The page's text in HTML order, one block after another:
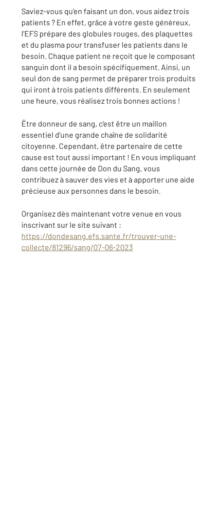
Saviez-vous qu'en faisant un don, vous aidez trois
patients ? En effet, grâce à votre geste généreux,
l'EFS prépare des globules rouges, des plaquettes
et du plasma pour transfuser les patients dans le
besoin. Chaque patient ne reçoit que le composant
sanguin dont il a besoin spécifiquement. Ainsi, un
seul don de sang permet de préparer trois produits
qui iront à trois patients différents. En seulement
une heure, vous réalisez trois bonnes actions !
Être donneur de sang, c'est être un maillon
essentiel d'une grande chaîne de solidarité
citoyenne. Cependant, être partenaire de cette
cause est tout aussi important ! En vous impliquant
dans cette journée de Don du Sang, vous
contribuez à sauver des vies et à apporter une aide
précieuse aux personnes dans le besoin.
Organisez dès maintenant votre venue en vous
inscrivant sur le site suivant :
https://dondesang.efs.sante.fr/trouver-une-
collecte/81296/sang/07-06-2023